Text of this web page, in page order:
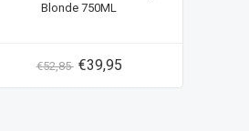
Blonde 750ML
€52,85 €39,95